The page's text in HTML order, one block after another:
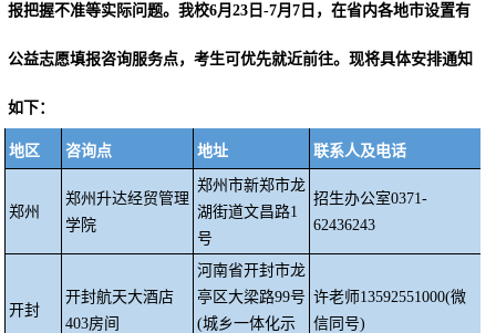
报把握不准等实际问题。我校6月23日-7月7日，在省内各地市设置有
公益志愿填报咨询服务点，考生可优先就近前往。现将具体安排通知
如下：
地区 咨询点 地址 联系人及电话
郑州
郑州升达经贸管理
学院
郑州市新郑市龙
湖街道文昌路1
号
招生办公室0371-
62436243
开封
开封航天大酒店
403房间
河南省开封市龙
亭区大梁路99号
(城乡一体化示
许老师13592551000(微
信同号)